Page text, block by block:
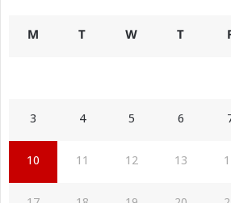
M T W T
3 4 5 6
10 11 12 13